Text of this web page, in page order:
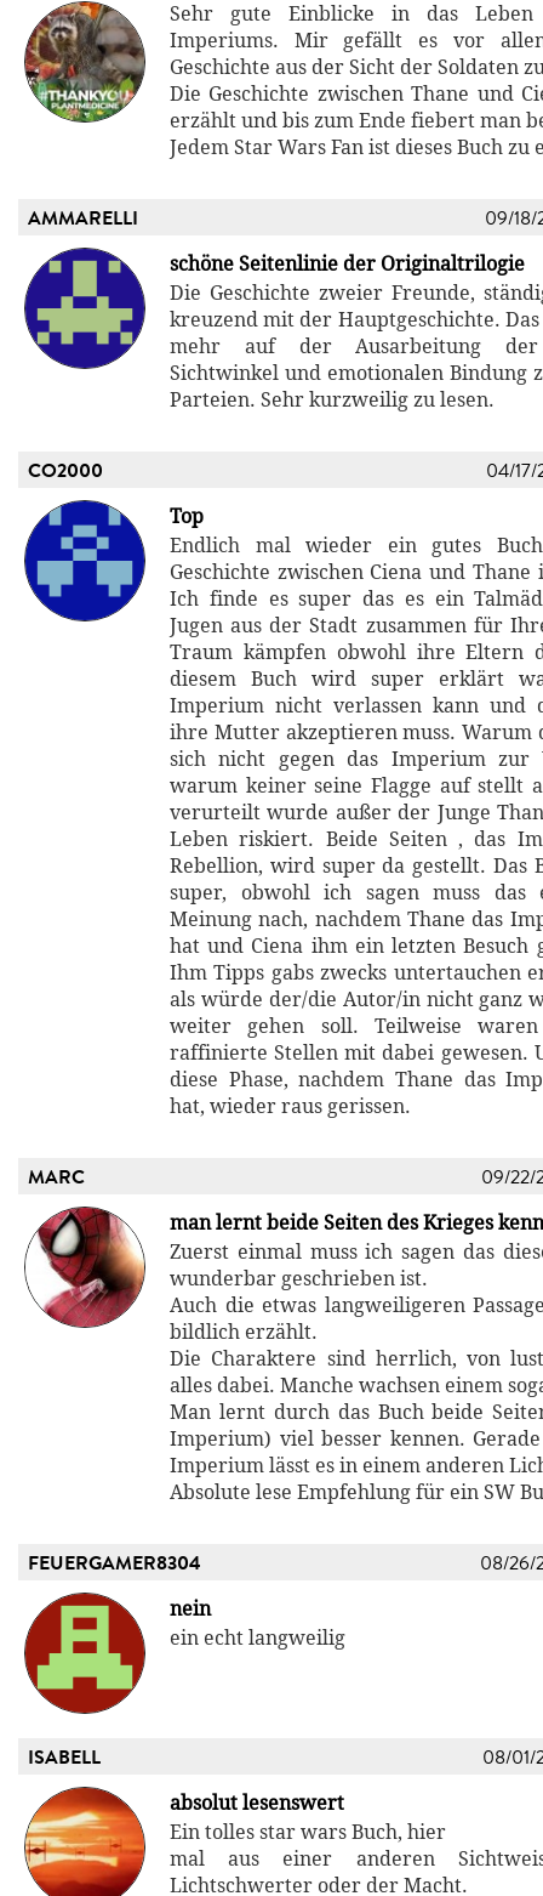
Sehr gute Einblicke in das
Imperiums. Mir gefällt es vor
Geschichte aus der Sicht der Soldaten
Die Geschichte zwischen Thane und
erzählt und bis zum Ende fiebert man
Jedem Star Wars Fan ist dieses Buch zu
AMMARELLI 09/18/
schöne Seitenlinie der Originaltrilogie
Die Geschichte zweier Freunde,
kreuzend mit der Hauptgeschichte.
mehr auf der Ausarbeitung der
Sichtwinkel und emotionalen Bindung
Parteien. Sehr kurzweilig zu lesen.
CO2000 04/17/
Top
Endlich mal wieder ein gutes
Geschichte zwischen Ciena und
Ich finde es super das es ein
Jugen aus der Stadt zusammen für
Traum kämpfen obwohl ihre Eltern
diesem Buch wird super erklärt
Imperium nicht verlassen kann und
ihre Mutter akzeptieren muss. Warum
sich nicht gegen das Imperium zur
warum keiner seine Flagge auf stellt
verurteilt wurde außer der Junge
Leben riskiert. Beide Seiten , das
Rebellion, wird super da gestellt. Das
super, obwohl ich sagen muss das
Meinung nach, nachdem Thane das
hat und Ciena ihm ein letzten Besuch
Ihm Tipps gabs zwecks untertauchen
als würde der/die Autor/in nicht ganz
weiter gehen soll. Teilweise
raffinierte Stellen mit dabei gewesen.
diese Phase, nachdem Thane das
hat, wieder raus gerissen.
MARC 09/22/
man lernt beide Seiten des Krieges
Zuerst einmal muss ich sagen das
wunderbar geschrieben ist.
Auch die etwas langweiligeren
bildlich erzählt.
Die Charaktere sind herrlich, von
alles dabei. Manche wachsen einem
Man lernt durch das Buch beide
Imperium) viel besser kennen.
Imperium lässt es in einem anderen
Absolute lese Empfehlung für ein SW
FEUERGAMER8304 08/26/
nein
ein echt langweilig
ISABELL 08/01/
absolut lesenswert
Ein tolles star wars Buch, hier
mal aus einer anderen
Lichtschwerter oder der Macht.